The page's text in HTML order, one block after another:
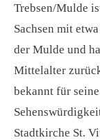
Trebsen/Mulde
Sachsen mit
der Mulde und
Mittelalter
bekannt für
Stadtkirche St.